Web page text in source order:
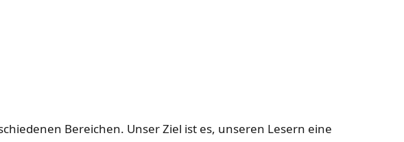
Bereichen. Unser Ziel ist es, unseren Lesern eine